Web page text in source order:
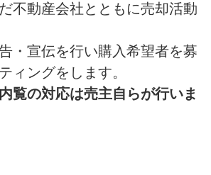
不動産会社とともに売却活動
・宣伝を行い購入希望者を募
ィングをします。
覧の対応は売主自らが行いま